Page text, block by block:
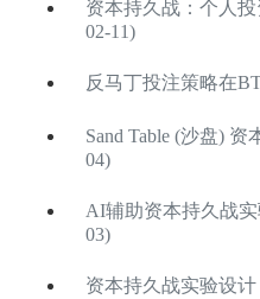
资本持久战：个人
02-11)
反马丁投注策略在
Sand Table (沙盘)
04)
AI辅助资本持久战
03)
资本持久战实验设计